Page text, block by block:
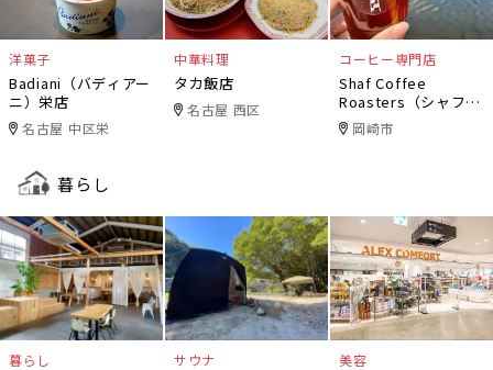
洋菓子
Badiani（バディアー
ニ）栄店
名古屋 中区栄
中華料理
タカ飯店
名古屋 西区
コーヒー専門店
Shaf Coffee
Roasters（シャフコ
ーヒーロースター
ズ）
岡崎市
暮らし
暮らし サウナ 美容